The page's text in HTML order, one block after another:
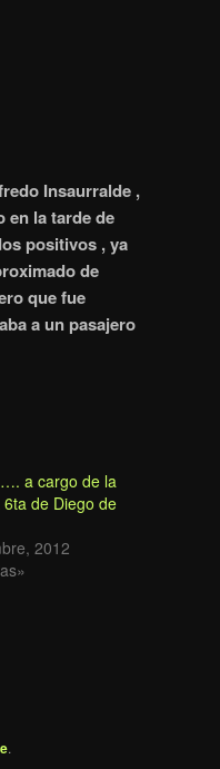
Insaurralde ,
en la tarde de
positivos , ya
de
que fue
a un pasajero
a cargo de la
de Diego de
2012
.